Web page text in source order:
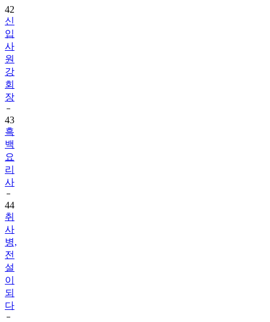
42
신
입
사
원
강
회
장
43
흑
백
요
리
사
44
취
사
병,
전
설
이
되
다